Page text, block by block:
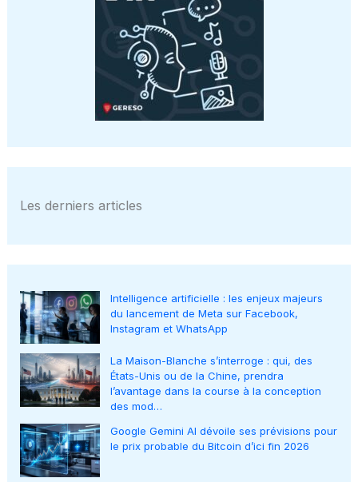
Les derniers articles
Intelligence artificielle : les enjeux majeurs
du lancement de Meta sur Facebook,
Instagram et WhatsApp
La Maison-Blanche s’interroge : qui, des
États-Unis ou de la Chine, prendra
l’avantage dans la course à la conception
des mod…
Google Gemini AI dévoile ses prévisions pour
le prix probable du Bitcoin d’ici fin 2026